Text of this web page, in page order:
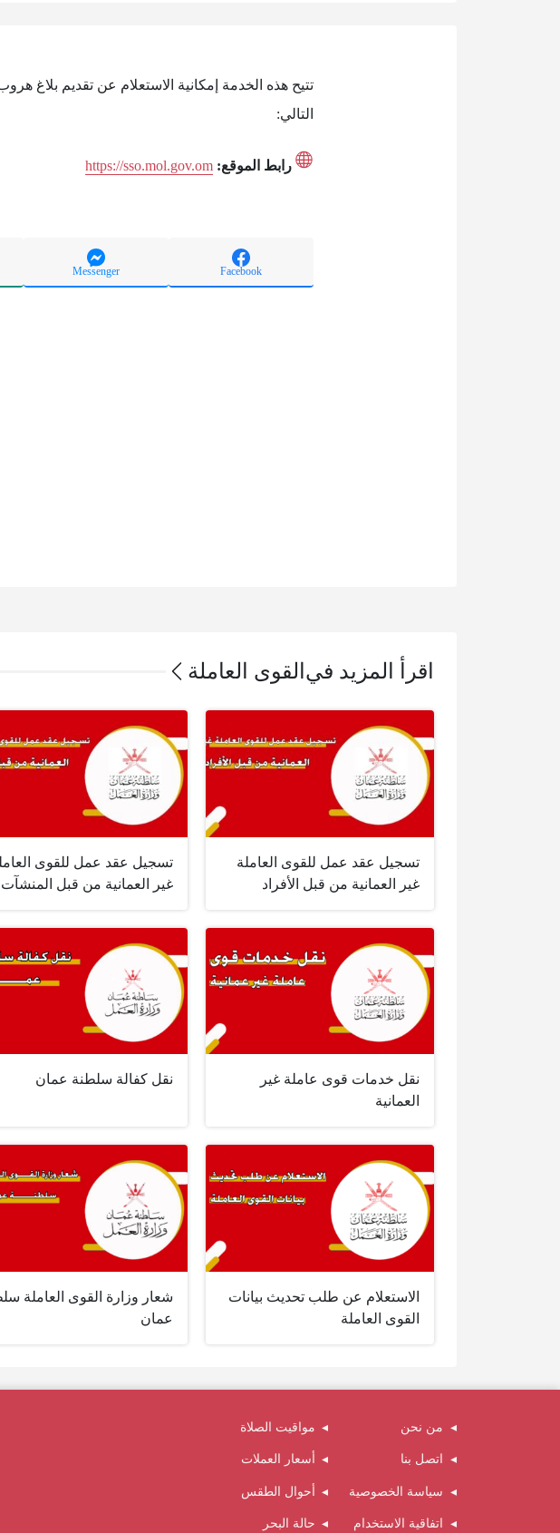
تتيح هذه الخدمة إمكانية الاستعلام عن تقديم بلاغ
التالي:
رابط الموقع: https://sso.mol.gov.om
Facebook
Messenger
اقرأ المزيد في القوى العاملة
تسجيل عقد عمل للقوى العاملة
غير العمانية من قبل الأفراد
تسجيل عقد عمل للقوى
غير العمانية من قبل المنشآت
نقل خدمات قوى عاملة غير
العمانية
نقل كفالة سلطنة عمان
الاستعلام عن طلب تحديث بيانات
القوى العاملة
شعار وزارة القوى العاملة
عمان
من نحن
اتصل بنا
سياسة الخصوصية
اتفاقية الاستخدام
مواقيت الصلاة
أسعار العملات
أحوال الطقس
حالة البحر